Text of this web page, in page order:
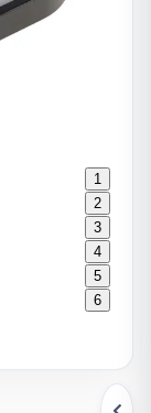
1
2
3
4
5
6